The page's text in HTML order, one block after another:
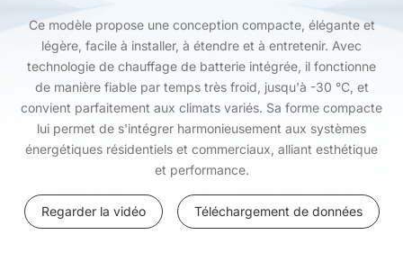
Ce modèle propose une conception compacte, élégante et
légère, facile à installer, à étendre et à entretenir. Avec
technologie de chauffage de batterie intégrée, il fonctionne
de manière fiable par temps très froid, jusqu'à -30 °C, et
convient parfaitement aux climats variés. Sa forme compacte
lui permet de s'intégrer harmonieusement aux systèmes
énergétiques résidentiels et commerciaux, alliant esthétique
et performance.
Regarder la vidéo Téléchargement de données